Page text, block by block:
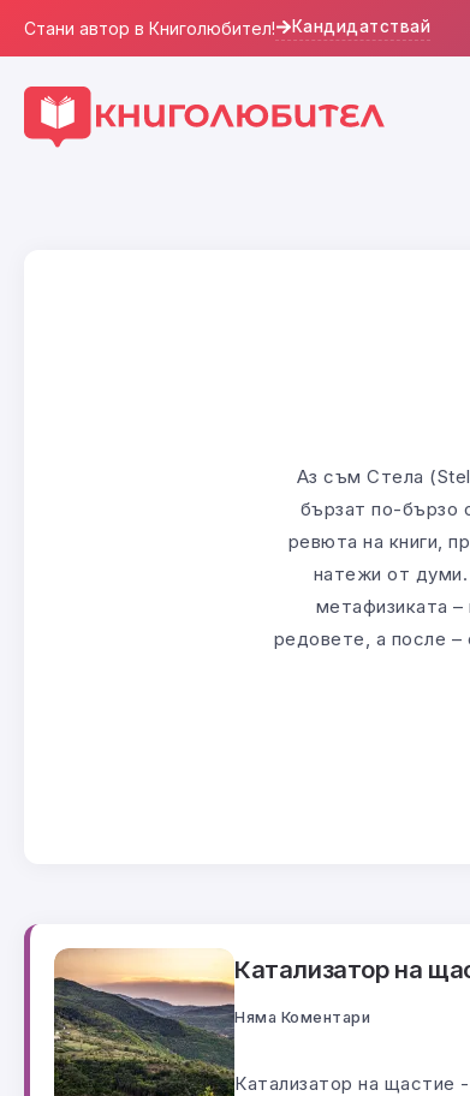
Стани автор в Книголюбител! Кандидатствай
Аз съм Стела
бързат по-бързо
ревюта на книги,
натежи от
метафизиката
редовете, а после –
Катализатор на
Няма Коментари
Катализатор на щастие